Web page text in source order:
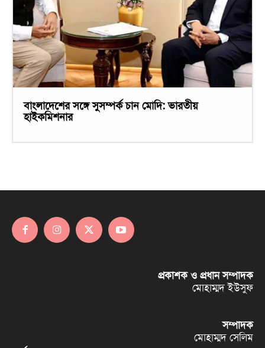
বাংলাদেশের সঙ্গে সুসম্পর্ক চান মোদি: ভারতীয়
হাইকমিশনার
প্রকাশক ও প্রধান সম্পাদক
মোহাম্মদ ইউসুফ
সম্পাদক
মোহাম্মদ সেলিম